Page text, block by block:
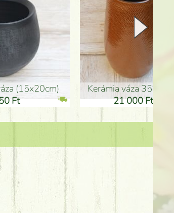
35*21cm
Ft
ballagó fiú fa betűző
1 300 Ft